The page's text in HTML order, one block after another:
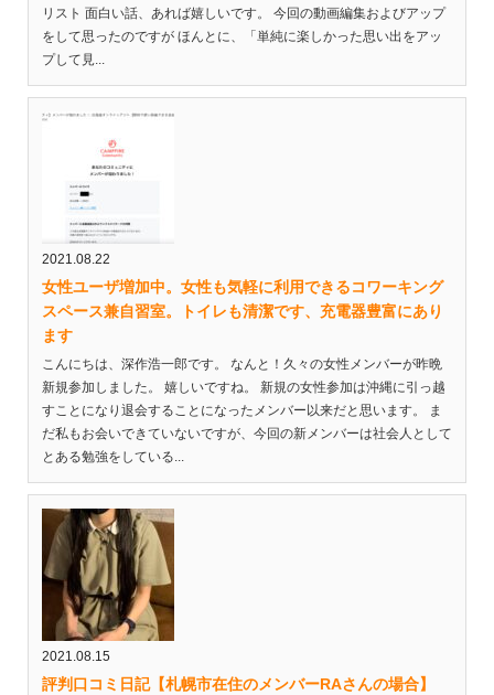
リスト 面白い話、あれば嬉しいです。 今回の動画編集およびアップ
をして思ったのですが ほんとに、「単純に楽しかった思い出をアッ
プして見...
2021.08.22
女性ユーザ増加中。女性も気軽に利用できるコワーキング
スペース兼自習室。トイレも清潔です、充電器豊富にあり
ます
こんにちは、深作浩一郎です。 なんと！久々の女性メンバーが昨晩
新規参加しました。 嬉しいですね。 新規の女性参加は沖縄に引っ越
すことになり退会することになったメンバー以来だと思います。 ま
だ私もお会いできていないですが、今回の新メンバーは社会人として
とある勉強をしている...
2021.08.15
評判口コミ日記【札幌市在住のメンバーRAさんの場合】